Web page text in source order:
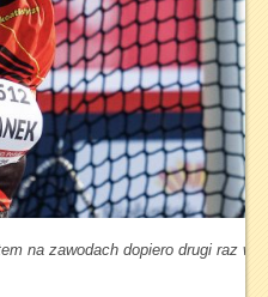
na zawodach dopiero drugi raz w